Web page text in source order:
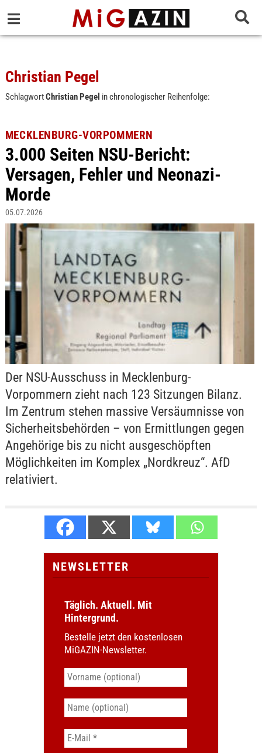
Christian Pegel
SchlagwortChristian Pegel in chronologischer Reihenfolge:
MECKLENBURG-VORPOMMERN
3.000 Seiten NSU-Bericht:
Versagen, Fehler und Neonazi-
Morde
05.07.2026
Der NSU-Ausschuss in Mecklenburg-
Vorpommern zieht nach 123 Sitzungen Bilanz.
Im Zentrum stehen massive Versäumnisse von
Sicherheitsbehörden – von Ermittlungen gegen
Angehörige bis zu nicht ausgeschöpften
Möglichkeiten im Komplex „Nordkreuz“. AfD
relativiert.
NEWSLETTER
Täglich. Aktuell. Mit
Hintergrund.
Bestelle jetzt den kostenlosen
MiGAZIN-Newsletter.